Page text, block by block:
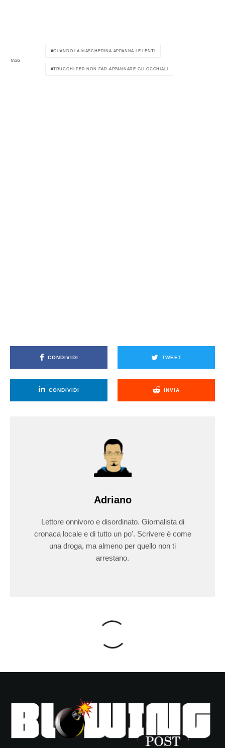
TAGS
QUANDO LA MASCHERINA APPANNA LE LENTI
TRUCCHI PER NON FAR APPANNARE GLI OCCHIALI
CONDIVIDI TWEET
CONDIVIDI INVIA
Adriano
Lettore onnivoro e disordinato. Giornalista di
cronaca locale e di tutto un po'. Scrivere è come
una droga, ma almeno per quello non ti
arrestano.